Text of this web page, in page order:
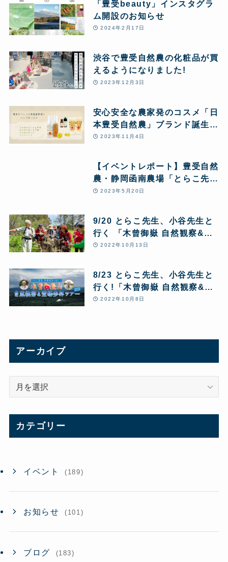
「豊受beauty」インスタグラ
ム開設のお知らせ
2024年2月17日
渋谷で豊受自然農の化粧品が買
えるようになりました!
2023年12月3日
安心安全な農家発のコスメ「日
本豊受自然農」ブランド誕生秘
話2023年11月4日
【イベントレポート】豊受自然
農・静岡函南農場「とらこ先生
と行く＼春の花摘みツアー
然農体験ツアー〜
2023年5月20日
9/20 とらこ先生、小谷先生と
行く 「木曾御嶽 自然観察&自
然の恵 かてもの薬膳ツアー」
2022年10月13日
8/23 とらこ先生、小谷先生と
行く!「木曾御嶽 自然観察&霊
場参拝ツアー」
2022年10月8日
アーカイブ
ブ
カテゴリー
イベント (189)
お知らせ (101)
ブログ (183)